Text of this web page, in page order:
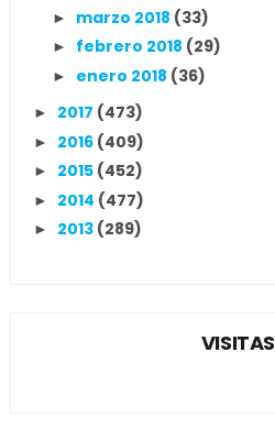
► marzo 2018 (33)
► febrero 2018 (29)
► enero 2018 (36)
► 2017 (473)
► 2016 (409)
► 2015 (452)
► 2014 (477)
► 2013 (289)
VISITAS